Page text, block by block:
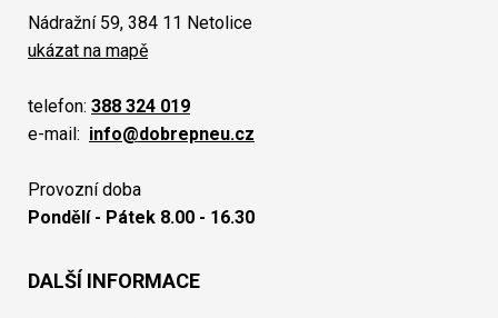
Nádražní 59, 384 11 Netolice
ukázat na mapě
telefon: 388 324 019
e-mail: info@dobrepneu.cz
Provozní doba
Pondělí - Pátek 8.00 - 16.30
DALŠÍ INFORMACE